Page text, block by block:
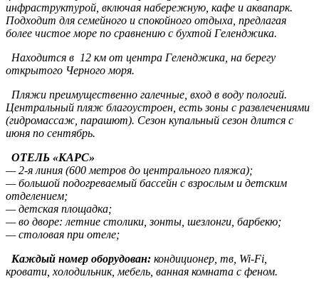
инфраструктурой, включая набережную, кафе и аквапарк.
Подходит для семейного и спокойного отдыха, предлагая
более чистое море по сравнению с бухтой Геленджика.
Находится в 12 км от центра Геленджика, на берегу
открытого Черного моря.
Пляжи преимущественно галечные, вход в воду пологий.
Центральный пляж благоустроен, есть зоны с развлечениями
(гидромассаж, парашют). Сезон купальный сезон длится с
июня по сентябрь.
ОТЕЛЬ «КАРС»
— 2-я линия (600 метров до центрального пляжа);
— большой подогреваемый бассейн с взрослым и детским
отделением;
— детская площадка;
— во дворе: летние столики, зонты, шезлонги, барбекю;
— столовая при отеле;
Каждый номер оборудован: кондиционер, тв, Wi-Fi,
кровати, холодильник, мебель, ванная комната с феном.